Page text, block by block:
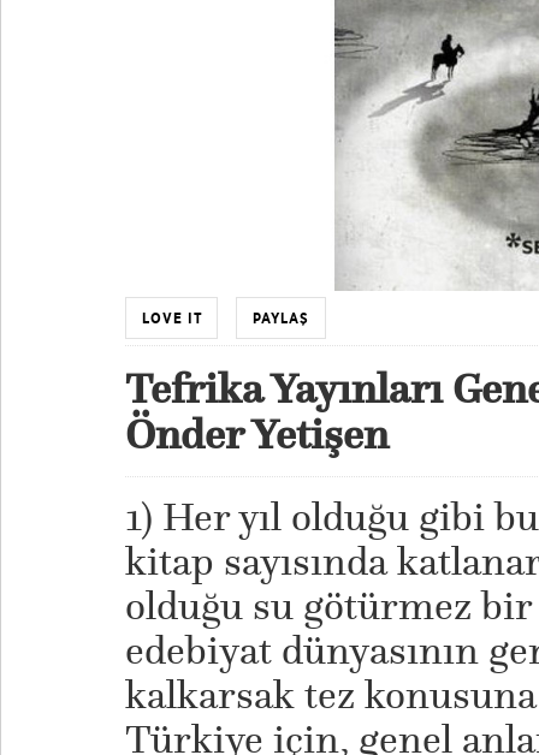
LOVE IT PAYLAŞ
Tefrika Yayınları
Önder Yetişen
1) Her yıl olduğu gibi
kitap sayısında
olduğu su götürmez
edebiyat dünyasının
kalkarsak tez
Türkiye için, genel